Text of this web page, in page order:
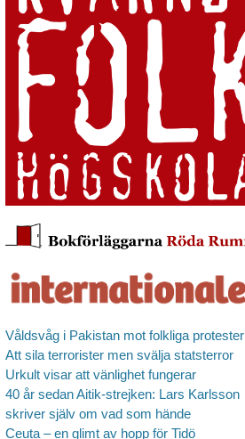
Våldsvåg i Pakistan mot folkliga protester
Att sila terrorister men svälja statsterror
Urkult visar att vänlighet fungerar
40 år sedan Aitik-strejken: Lars Karlsson
skriver själv om vad som hände
Ceuta – en glimt av hopp för Tidö